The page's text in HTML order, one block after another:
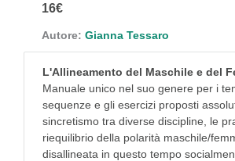
16€
Autore: Gianna Tessaro
L'Allineamento del Maschile e del
Manuale unico nel suo genere per i
sequenze e gli esercizi proposti
sincretismo tra diverse discipline, le
riequilibrio della polarità maschile/
disallineata in questo tempo